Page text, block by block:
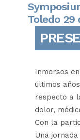
Toledo 29
Inmersos
últimos
respecto a
dolor,
Con la
Una